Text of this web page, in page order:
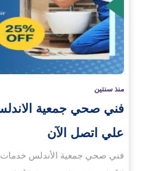
منذ سنتين
علي اتصل الآن
فني صحي جمعية الأندلس